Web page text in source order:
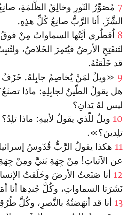
7 مُصَوِّرُ النّورِ وخالِقُ الظُّلمَةِ،
الشَّرِّ. أنا الرَّبُّ صانِعُ كُلِّ هذِهِ.
8 اُقطُري أيَّتُها السماواتُ مِنْ
لتَنفَتِحِ الأرضُ فيُثمِرَ الخَلاصُ،
قد خَلَقتُهُ.
9 «ويلٌ لمَنْ يُخاصِمُ جابِلهُ. خَزَفٌ
هل يقولُ الطّينُ لجابِلِهِ: ماذا
ليس لهُ يَدانِ؟
10 ويلٌ للّذي يقولُ لأبيهِ: ماذا
تلِدينَ؟».
11 هكذا يقولُ الرَّبُّ قُدّوسُ
عن الآتياتِ! مِنْ جِهَةِ بَنيَّ ومِنْ
12 أنا صَنَعتُ الأرضَ وخَلَقتُ
نَشَرَتا السماواتِ، وكُلَّ جُندِها أنا
13 أنا قد أنهَضتُهُ بالنَّصرِ، وكُلَّ